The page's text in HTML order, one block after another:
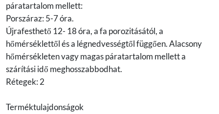
páratartalom mellett:
Porszáraz: 5-7 óra.
Újrafesthető 12- 18 óra, a fa porozitásától, a
hőmérséklettől és a légnedvességtől függően. Alacsony
hőmérsékleten vagy magas páratartalom mellett a
szárítási idő meghosszabbodhat.
Rétegek: 2
Terméktulajdonságok